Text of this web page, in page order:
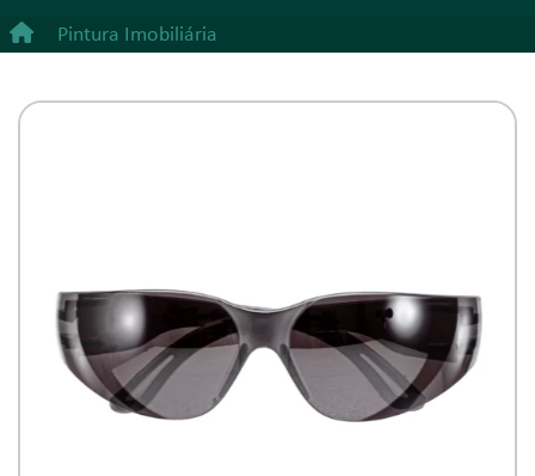
Pintura Imobiliária